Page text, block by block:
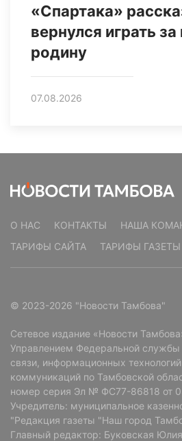
«Спартака»
вернулся играть
родину
07.08.2026
О НАС КОНТАКТЫ НАША
ТАРИФЫ САЙТА
ТАРИФЫ ГАЗЕТЫ
© 2023-2026 "Новости Тамбова"
Сетевое издание «Новости
Управлением Федеральной службы
связи, информационных
коммуникаций по Тамбовской
номер серия Эл № ФС77-86818 от
Учредитель: муниципальное
"Редакция газеты "Наш город
Главный редактор: Буковская